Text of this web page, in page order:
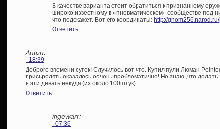
В качестве варианта стоит обратиться к признанному
широко известному в «пневматическом» сообществе под
что подскажет. Вот его координаты: http://
Ответить
Anton:
- 18:39
Доброго впемени суток! Случилось вот что. Купил пули Люман
присьрелять оказалось оочень проблематично! Не знаю ,что
и эти девать некуда (их около 100штук)
Ответить
ingewarr:
- 07:36